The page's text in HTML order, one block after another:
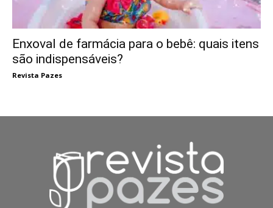
Enxoval de farmácia para o bebê: quais itens
são indispensáveis?
Revista Pazes